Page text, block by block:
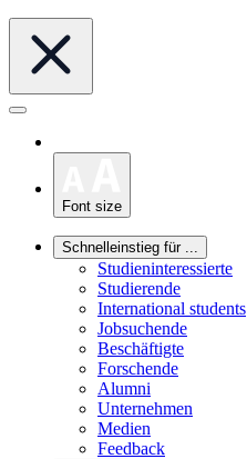
Font size
Schnelleinstieg für ...
Studieninteressierte
Studierende
International students
Jobsuchende
Beschäftigte
Forschende
Alumni
Unternehmen
Medien
Feedback